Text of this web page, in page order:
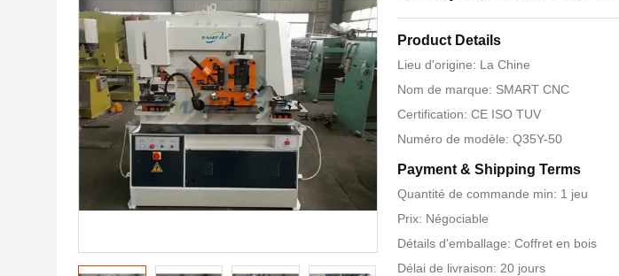
Product Details
Lieu d'origine: La Chine
Nom de marque: SMART CNC
Certification: CE ISO TUV
Numéro de modèle: Q35Y-50
Payment & Shipping Terms
Quantité de commande min: 1 jeu
Prix: Négociable
Détails d'emballage: Coffret en bois
Délai de livraison: 20 jours